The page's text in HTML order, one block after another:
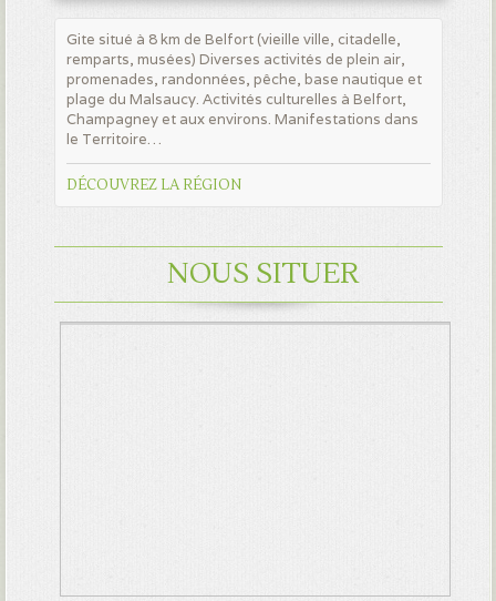
Gite situé à 8 km de Belfort (vieille ville, citadelle,
remparts, musées) Diverses activités de plein air,
promenades, randonnées, pêche, base nautique et
plage du Malsaucy. Activités culturelles à Belfort,
Champagney et aux environs. Manifestations dans
le Territoire…
DÉCOUVREZ LA RÉGION
NOUS SITUER